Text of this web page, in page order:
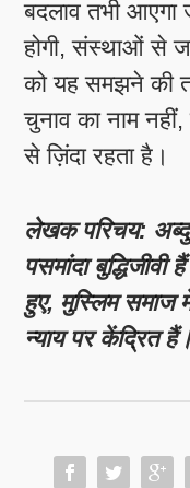
बदलाव तभी आएगा
होगी, संस्थाओं से
को यह समझने की
चुनाव का नाम
से ज़िंदा रहता है।
लेखक परिचय:
पसमांदा
हुए, मुस्लिम समाज
न्याय पर केंद्रित